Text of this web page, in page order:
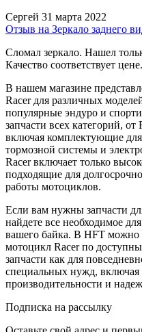
Сергей 31 марта 2022
Отзыв на Зеркало заднего
Сломал зеркало. Нашел
Качество соответствует цене.
В нашем магазине
Racer для различных
популярные эндуро и
запчасти всех категорий,
включая комплектующие
тормозной системы и
Racer включает только
подходящие для
работы мотоциклов.
Если вам нужны запчасти
найдете все необходимое
вашего байка. В HFT можно
мотоцикл Racer по
запчасти как для
специальных нужд, включая
производительности и
Подписка на рассылку